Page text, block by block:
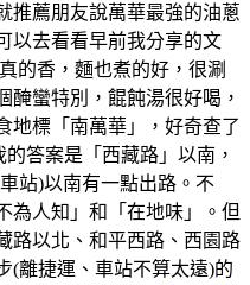
推薦朋友說萬華最強的油蔥
以去看看早前我分享的文
的香，麵也煮的好，很涮
醃蠻特別，餛飩湯很好喝，
地標「南萬華」，好奇查了
答案是「西藏路」以南，
站)以南有一點出路。不
為人知」和「在地味」。但
路以北、和平西路、西園路
(離捷運、車站不算太遠)的